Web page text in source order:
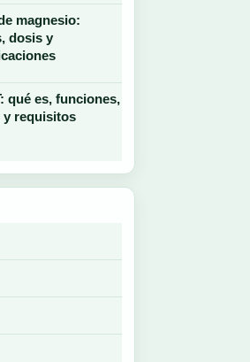
magnesio:
dosis y
qué es, funciones,
y requisitos